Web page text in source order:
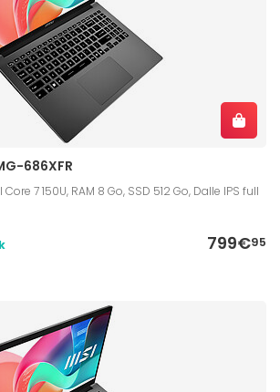
686XFR
7 150U, RAM 8 Go, SSD 512 Go, Dalle IPS full
799€95